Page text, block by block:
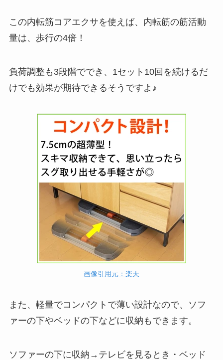
この内転筋コアエクサを使えば、内転筋の筋活動
量は、歩行の4倍！
負荷調整も3段階ででき、1セット10回を続けるだ
けでも効果が期待できるそうですよ♪
画像引用元：楽天
また、軽量でコンパクトで薄い設計なので、ソフ
ァーの下やベッドの下などに収納もできます。
ソファーの下に収納→テレビを見るとき・ベッド